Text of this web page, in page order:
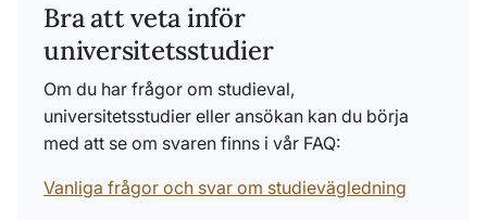
Bra att veta inför
universitetsstudier
Om du har frågor om studieval,
universitetsstudier eller ansökan kan du börja
med att se om svaren finns i vår FAQ:
Vanliga frågor och svar om studievägledning